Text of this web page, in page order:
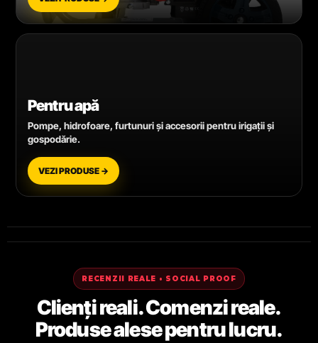
Pentru apă
Pompe, hidrofoare, furtunuri și accesorii pentru irigații și
gospodărie.
VEZI PRODUSE →
RECENZII REALE • SOCIAL PROOF
Clienți reali. Comenzi reale.
Produse alese pentru lucru.